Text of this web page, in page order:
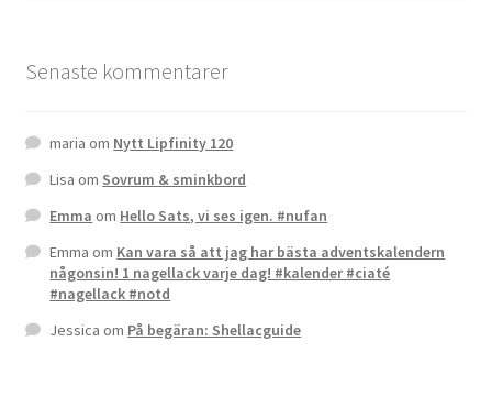
Senaste kommentarer
maria om Nytt Lipfinity 120
Lisa om Sovrum & sminkbord
Emma om Hello Sats, vi ses igen. #nufan
Emma om Kan vara så att jag har bästa adventskalendern
någonsin! 1 nagellack varje dag! #kalender #ciaté
#nagellack #notd
Jessica om På begäran: Shellacguide